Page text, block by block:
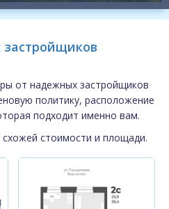
застройщиков
от надежных застройщиков
политику, расположение
подходит именно вам.
стоимости и площади.